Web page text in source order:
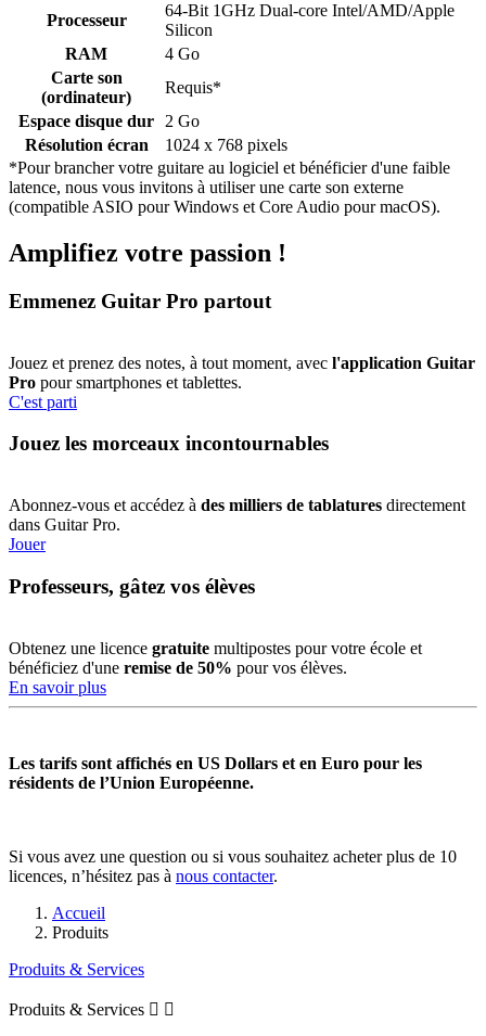
Processeur
64-Bit 1GHz Dual-core Intel/AMD/Apple
Silicon
RAM
4 Go
Carte son
(ordinateur)
Requis*
Espace disque dur
2 Go
Résolution écran
1024 x 768 pixels
*Pour brancher votre guitare au logiciel et bénéficier d'une faible
latence, nous vous invitons à utiliser une carte son externe
(compatible ASIO pour Windows et Core Audio pour macOS).
Amplifiez votre passion !
Emmenez Guitar Pro partout
Jouez et prenez des notes, à tout moment, avec l'application Guitar
Pro pour smartphones et tablettes.
C'est parti
Jouez les morceaux incontournables
Abonnez-vous et accédez à des milliers de tablatures directement
dans Guitar Pro.
Jouer
Professeurs, gâtez vos élèves
Obtenez une licence gratuite multipostes pour votre école et
bénéficiez d'une remise de 50% pour vos élèves.
En savoir plus
Les tarifs sont affichés en US Dollars et en Euro pour les
résidents de l’Union Européenne.
Si vous avez une question ou si vous souhaitez acheter plus de 10
licences, n’hésitez pas à nous contacter.
Accueil
Produits
Produits & Services
Produits & Services  